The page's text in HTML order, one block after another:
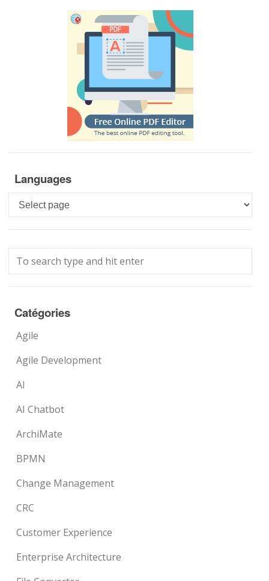
Languages
Languages
Catégories
Agile
Agile Development
AI
AI Chatbot
ArchiMate
BPMN
Change Management
CRC
Customer Experience
Enterprise Architecture